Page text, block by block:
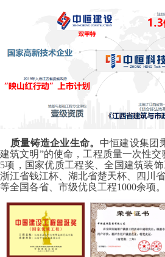
质量铸造企业生命。 中恒建设集团
建筑文明”的使命，工程质量一次性交
5项，国家优质工程奖、全国建筑装
浙江省钱江杯、湖北省楚天杯、四川
等全国各省、市级优良工程1000余项。